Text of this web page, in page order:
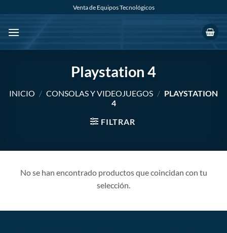
contenido
Venta de Equipos Tecnológicos
Playstation 4
INICIO / CONSOLAS Y VIDEOJUEGOS / PLAYSTATION
4
FILTRAR
No se han encontrado productos que coincidan con tu
selección.